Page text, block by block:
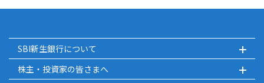
SBI新生銀行について
株主・投資家の皆さまへ